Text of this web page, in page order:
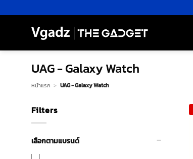
ไป
UAG - Galaxy Watch
หน้าแรก > UAG - Galaxy Watch
Filters
เลือกตามแบรนด์